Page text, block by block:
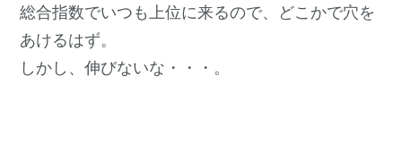
総合指数でいつも上位に来るので、どこかで穴を
あけるはず。
しかし、伸びないな・・・。